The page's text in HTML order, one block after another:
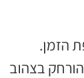
הזמן.
הורחק בצהוב